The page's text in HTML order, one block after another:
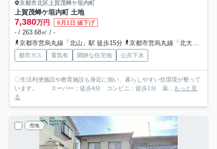
京都市北区上賀茂蝉ケ垣内町
上賀茂蝉ケ垣内町 土地
7,380万円 6月1日 値下げ
- / 263.68㎡ / -
京都市営烏丸線「北山」駅 徒歩15分
京都市営烏丸線「北大路」駅 徒歩19分
都市ガス 電気有 閑静な住宅地 公共下水
〇生活利便施設や教育施設も身近に揃い、暮らしやすい住環境が整って
います。 スーパー：徒歩4分 コンビニ：徒歩1分 薬... もっと見
る
売地